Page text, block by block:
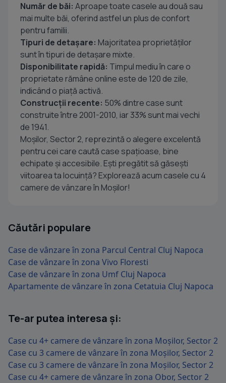
Număr de băi: Aproape toate casele au două sau
mai multe băi, oferind astfel un plus de confort
pentru familii.
Tipuri de detașare: Majoritatea proprietăților
sunt în tipuri de detașare mixte.
Disponibilitate rapidă: Timpul mediu în care o
proprietate rămâne online este de 120 de zile,
indicând o piață activă.
Construcții recente: 50% dintre case sunt
construite între 2001-2010, iar 33% sunt mai vechi
de 1941.
Moșilor, Sector 2, reprezintă o alegere excelentă
pentru cei care caută case spațioase, bine
echipate și accesibile. Ești pregătit să găsești
viitoarea ta locuință? Explorează acum casele cu 4
camere de vânzare în Moșilor!
Căutări populare
Case de vânzare în zona Parcul Central Cluj Napoca
Case de vânzare în zona Vivo Floresti
Case de vânzare în zona Umf Cluj Napoca
Apartamente de vânzare în zona Cetatuia Cluj Napoca
Te-ar putea interesa și:
Case cu 4+ camere de vânzare în zona Moșilor, Sector 2
Case cu 3 camere de vânzare în zona Moșilor, Sector 2
Case cu 3 camere de vânzare în zona Moșilor, Sector 2
Case cu 4+ camere de vânzare în zona Obor, Sector 2